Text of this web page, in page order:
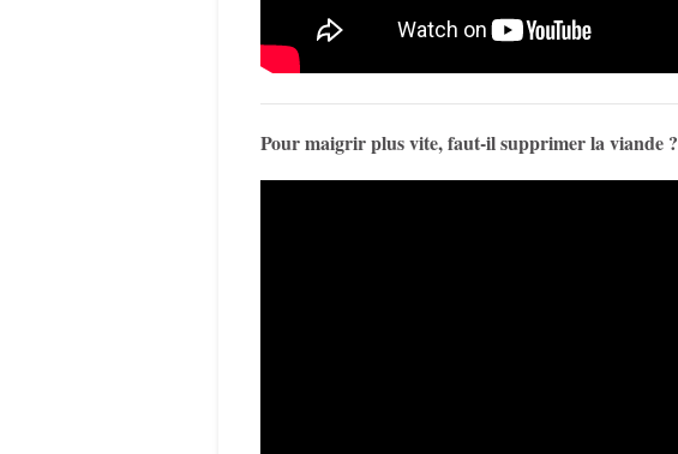
Pour maigrir plus vite, faut-il supprimer la viande ?